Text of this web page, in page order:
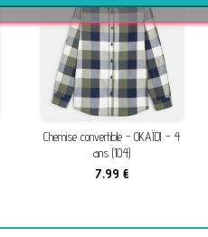
Chemise convertible - OKAÏDI - 4
ans (104)
7,99 €